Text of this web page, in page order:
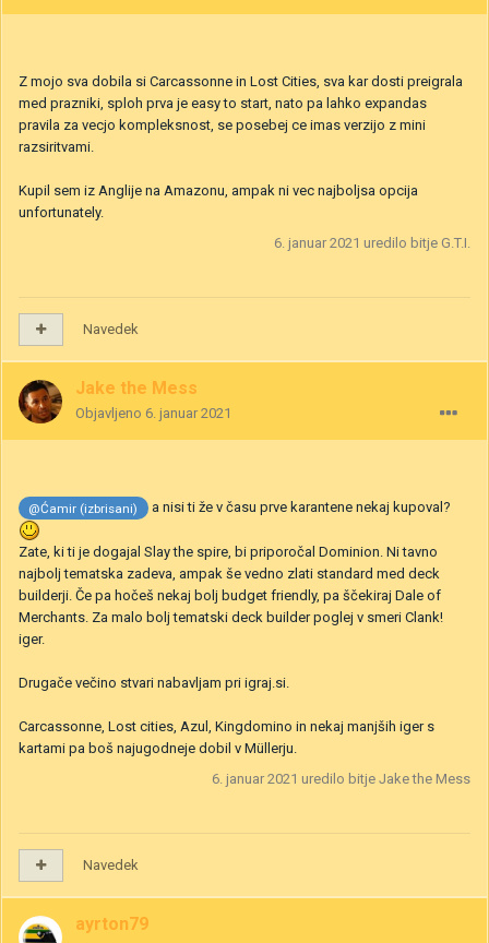
Z mojo sva dobila si Carcassonne in Lost Cities, sva kar dosti preigrala
med prazniki, sploh prva je easy to start, nato pa lahko expandas
pravila za vecjo kompleksnost, se posebej ce imas verzijo z mini
razsiritvami.
Kupil sem iz Anglije na Amazonu, ampak ni vec najboljsa opcija
unfortunately.
6. januar 2021 uredilo bitje G.T.I.
Navedek
Jake the Mess
Objavljeno 6. januar 2021
@Ćamir (izbrisani) a nisi ti že v času prve karantene nekaj kupoval?
Zate, ki ti je dogajal Slay the spire, bi priporočal Dominion. Ni tavno
najbolj tematska zadeva, ampak še vedno zlati standard med deck
builderji. Če pa hočeš nekaj bolj budget friendly, pa ščekiraj Dale of
Merchants. Za malo bolj tematski deck builder poglej v smeri Clank!
iger.
Drugače večino stvari nabavljam pri igraj.si.
Carcassonne, Lost cities, Azul, Kingdomino in nekaj manjših iger s
kartami pa boš najugodneje dobil v Müllerju.
6. januar 2021 uredilo bitje Jake the Mess
Navedek
ayrton79